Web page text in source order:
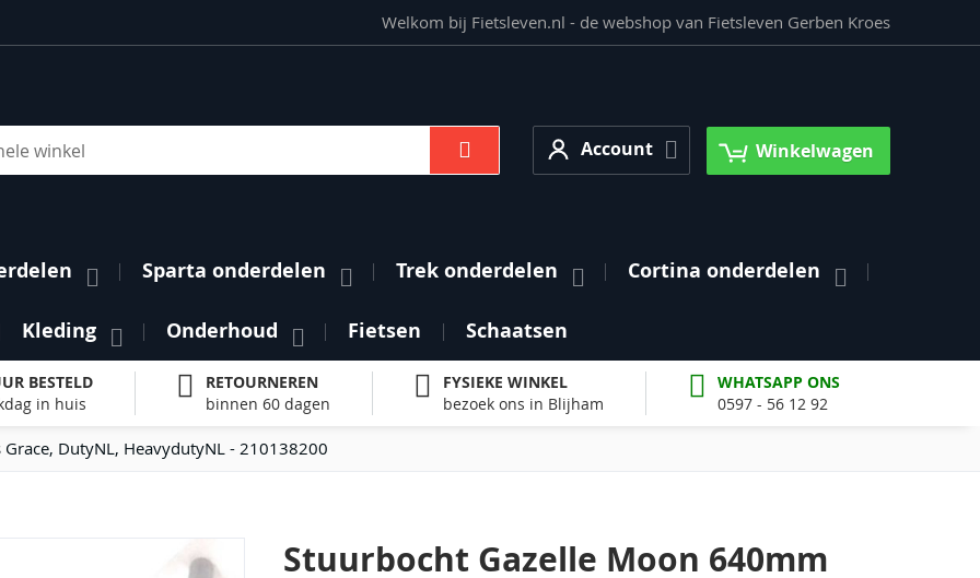
Welkom bij Fietsleven.nl - de webshop van Fietsleven Gerben Kroes
AccountAccount Winkelwagen
Sparta onderdelen Trek onderdelen Cortina onderdelen
Kleding Onderhoud Fietsen Schaatsen
BESTELD
in huis
RETOURNEREN
binnen 60 dagen
FYSIEKE WINKEL
bezoek ons in Blijham
WHATSAPP ONS
0597 - 56 12 92
DutyNL, HeavydutyNL - 210138200
Stuurbocht Gazelle Moon 640mm